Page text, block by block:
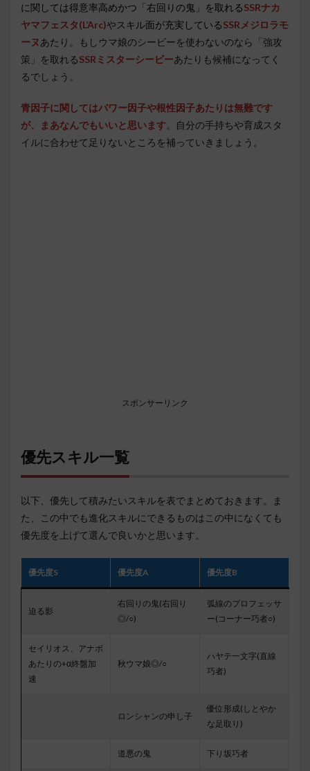
に関しては得意率高めかつ「右回りの鬼」を取れるSSRナカ
ヤマフェスタ(L’Arc)やスキル面が充実しているSSRメジロラモ
ーヌあたり。もしウマ娘のシービーを使わないのなら「強攻
策」を取れるSSRミスターシービーあたりも候補になってく
るでしょう。
青因子に関してはパワー因子や根性因子あたりは無難です
が、まあなんでもいいと思います。自分の手持ちや育成スタ
イルに合わせて足りないところを補っていきましょう。
スポンサーリンク
優先スキル一覧
以下、優先して積みたいスキルを表でまとめておきます。ま
た、この中でも進化スキルにできるものはこの中になくても
優先度を上げて選んで良いかと思います。
優先度S 優先度A 優先度B
迫る影
右回りの鬼(右回り
◎/○)
弧線のプロフェッサ
ー(コーナー巧者○)
セイリオス、アナボ
あたりの+α終盤加
速
秋ウマ娘◎/○
ハヤテ一文字(直線
巧者)
ロンシャンの申し子
優位形成(しとやか
な足取り)
道悪の鬼 下り坂巧者